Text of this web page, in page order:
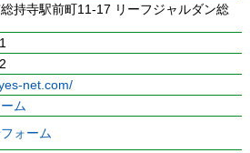
持寺駅前町11-17 リーフジャルダン総
net.com/
ム
ォーム